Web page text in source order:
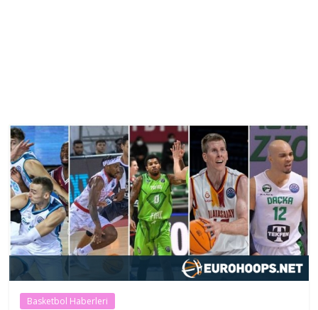
Basketbol Haberleri